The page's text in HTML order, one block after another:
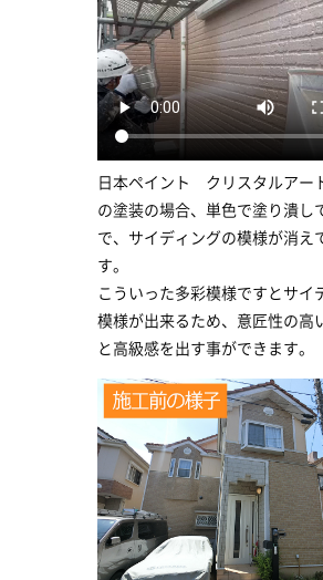
日本ペイント クリスタルアー
の塗装の場合、単色で塗り潰し
で、サイディングの模様が消え
す。
こういった多彩模様ですとサイ
模様が出来るため、意匠性の高
と高級感を出す事ができます。